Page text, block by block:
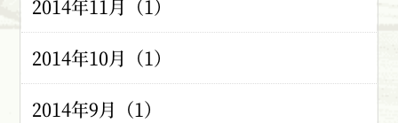
2014年11月（1）
2014年10月（1）
2014年9月（1）